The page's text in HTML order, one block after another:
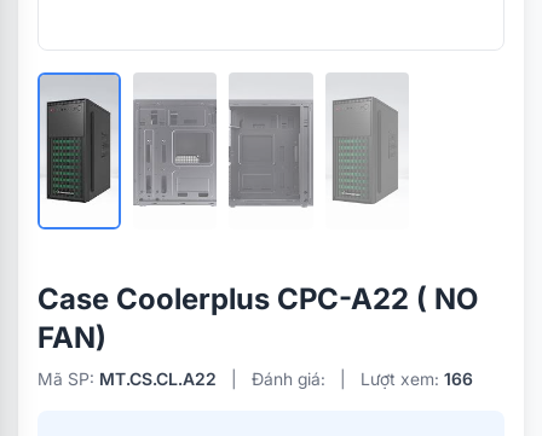
Case Coolerplus CPC-A22 ( NO
FAN)
Mã SP: MT.CS.CL.A22 Đánh giá: Lượt xem: 166